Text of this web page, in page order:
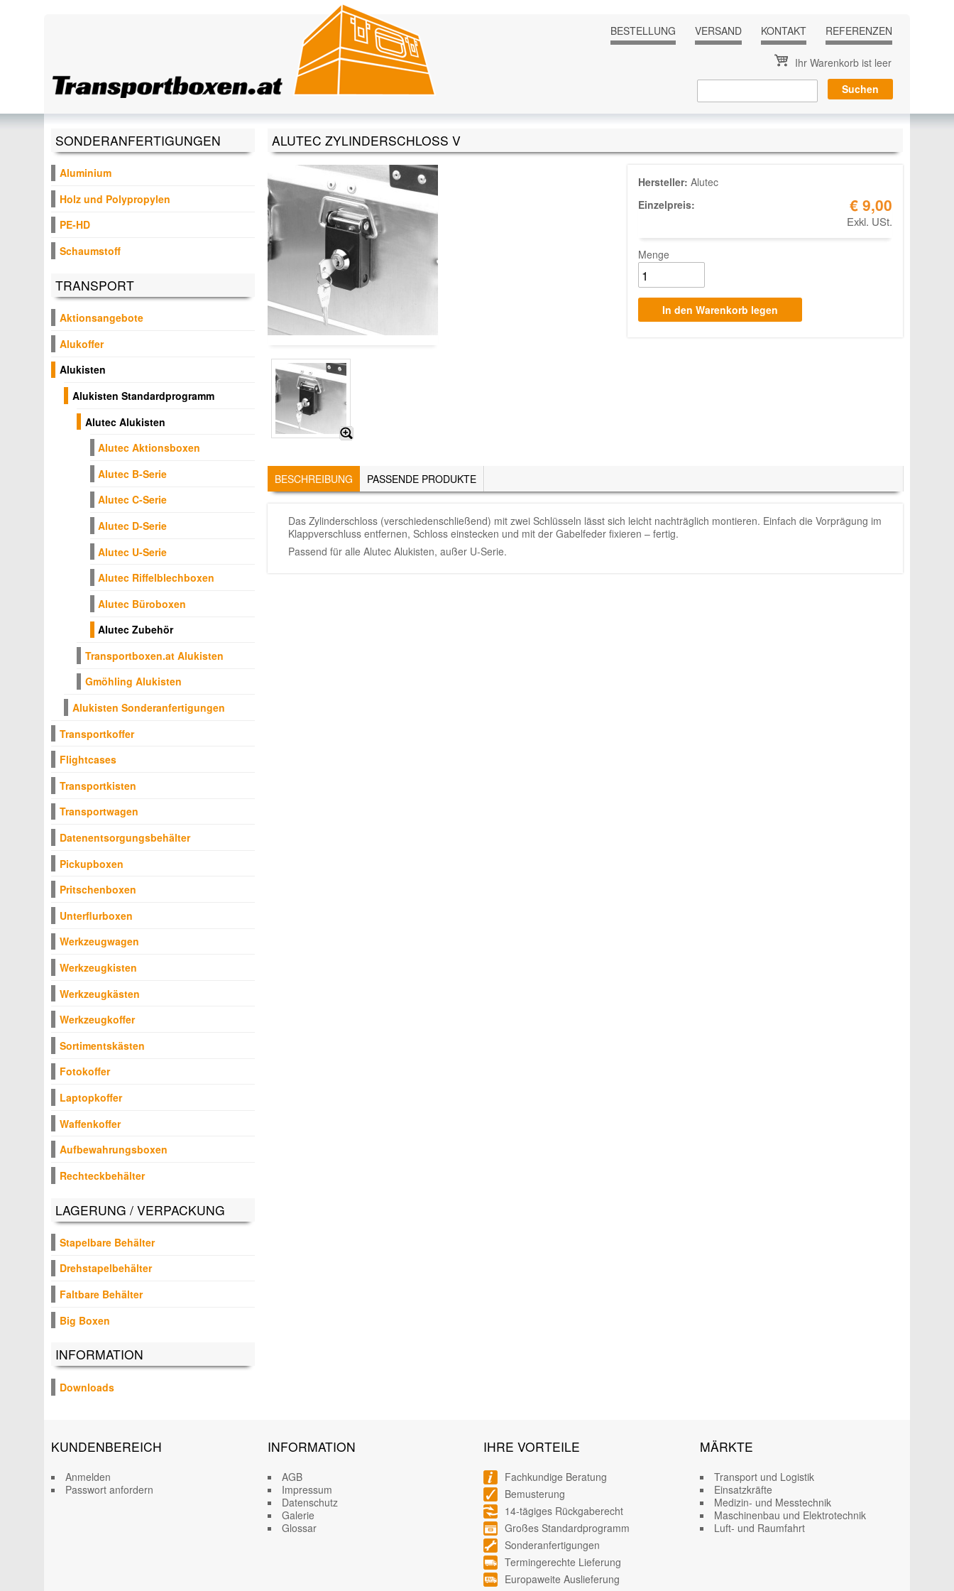
BESTELLUNG
VERSAND KONTAKT REFERENZEN
Ihr Warenkorb ist leer
ALUTEC ZYLINDERSCHLOSS V
Hersteller: Alutec
Einzelpreis:
€ 9,00
Exkl. USt.
Menge
TABS
BESCHREIBUNG (AKTIVER
REITER)
PASSENDE PRODUKTE
Das Zylinderschloss (verschiedenschließend) mit zwei Schlüsseln lässt sich leicht nachträglich montieren. Einfach die Vorprägung im
Klappverschluss entfernen, Schloss einstecken und mit der Gabelfeder fixieren – fertig.
Passend für alle Alutec Alukisten, außer U-Serie.
SONDERANFERTIGUNGEN
Aluminium
Holz und Polypropylen
PE-HD
Schaumstoff
TRANSPORT
Aktionsangebote
Alukoffer
Alukisten
Alukisten Standardprogramm
Alutec Alukisten
Alutec Aktionsboxen
Alutec B-Serie
Alutec C-Serie
Alutec D-Serie
Alutec U-Serie
Alutec Riffelblechboxen
Alutec Büroboxen
Alutec Zubehör
Transportboxen.at Alukisten
Gmöhling Alukisten
Alukisten Sonderanfertigungen
Transportkoffer
Flightcases
Transportkisten
Transportwagen
Datenentsorgungsbehälter
Pickupboxen
Pritschenboxen
Unterflurboxen
Werkzeugwagen
Werkzeugkisten
Werkzeugkästen
Werkzeugkoffer
Sortimentskästen
Fotokoffer
Laptopkoffer
Waffenkoffer
Aufbewahrungsboxen
Rechteckbehälter
LAGERUNG / VERPACKUNG
Stapelbare Behälter
Drehstapelbehälter
Faltbare Behälter
Big Boxen
INFORMATION
Downloads
KUNDENBEREICH
Anmelden
Passwort anfordern
INFORMATION
AGB
Impressum
Datenschutz
Galerie
Glossar
IHRE VORTEILE
Fachkundige Beratung
Bemusterung
14-tägiges Rückgaberecht
Großes Standardprogramm
Sonderanfertigungen
Termingerechte Lieferung
Europaweite Auslieferung
MÄRKTE
Transport und Logistik
Einsatzkräfte
Medizin- und Messtechnik
Maschinenbau und Elektrotechnik
Luft- und Raumfahrt